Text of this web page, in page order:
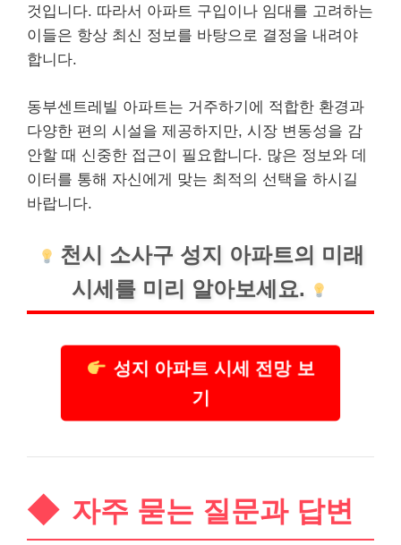
것입니다. 따라서 아파트 구입이나 임대를 고려하는
이들은 항상 최신 정보를 바탕으로 결정을 내려야
합니다.
동부센트레빌 아파트는 거주하기에 적합한 환경과
다양한 편의 시설을 제공하지만, 시장 변동성을 감
안할 때 신중한 접근이 필요합니다. 많은 정보와 데
이터를 통해 자신에게 맞는 최적의 선택을 하시길
바랍니다.
천시 소사구 성지 아파트의 미래
시세를 미리 알아보세요.
성지 아파트 시세 전망 보
기
자주 묻는 질문과 답변